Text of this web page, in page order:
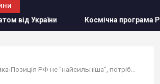
Космічна програма Росії залежить від
›